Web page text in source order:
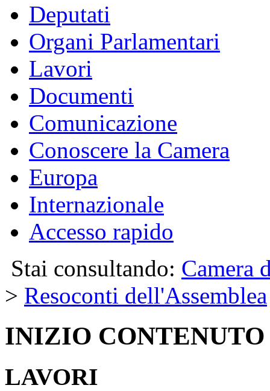
Deputati
Organi Parlamentari
Lavori
Documenti
Comunicazione
Conoscere la Camera
Europa
Internazionale
Accesso rapido
Stai consultando: Camera
> Resoconti dell'Assemblea
INIZIO CONTENUTO
LAVORI